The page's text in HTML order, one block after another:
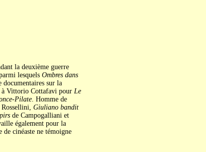
la deuxième guerre
lesquels Ombres dans
sur la
à Vittorio Cottafavi pour Le
Pilate. Homme de
Giuliano bandit
de Campogalliani et
également pour la
cinéaste ne témoigne